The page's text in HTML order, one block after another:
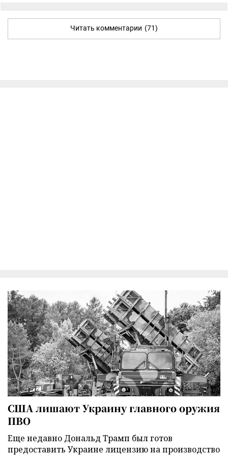
Читать комментарии (71)
США лишают Украину главного оружия
ПВО
Еще недавно Дональд Трамп был готов
предоставить Украине лицензию на производство